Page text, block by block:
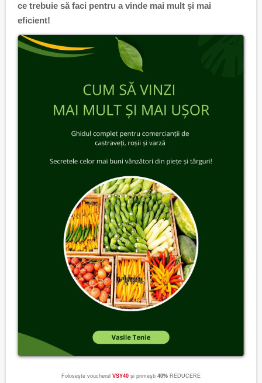
ce trebuie să faci pentru a vinde mai mult și mai
eficient!
Folosește voucherul VSY40 și primești 40% REDUCERE